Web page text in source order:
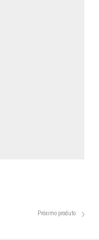
Próximo produto